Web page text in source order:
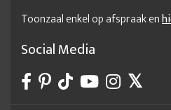
Toonzaal enkel op afspraak en
Social Media